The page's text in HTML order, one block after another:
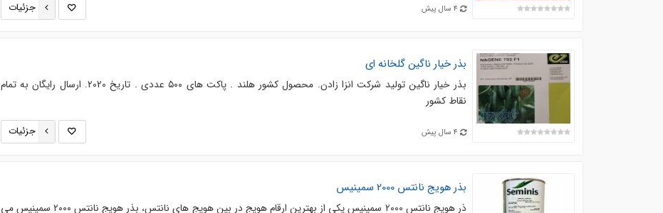
4 سال پیش جزئیات
بذر خیار ناگین گلخانه ای
بذر خیار ناگین تولید شرکت انزا زادن. محصول کشور هلند . پاکت های ۵۰۰ عددی . تاریخ 2020. ارسال رایگان به تمام
نقاط کشور
4 سال پیش جزئیات
بذر هویج نانتس 2000 سمینیس
ذر هویج نانتس 2000 سمینیس یکی از بهترین ارقام هویج در بین هویج های نانتس، بذر هویج نانتس ۲۰۰۰ سمینیس می